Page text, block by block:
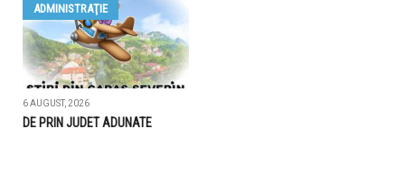
ADMINISTRAŢIE
6 AUGUST, 2026
DE PRIN JUDET ADUNATE